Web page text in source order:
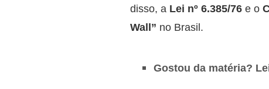
disso, a Lei nº 6.385/76 e o
Wall” no Brasil.
Gostou da matéria?